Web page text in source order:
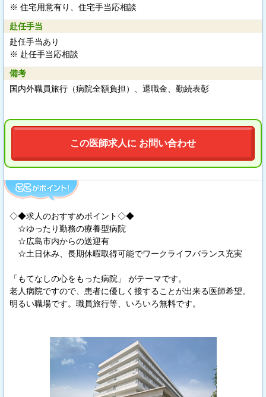
※ 住宅用意有り、住宅手当応相談
赴任手当
赴任手当あり
※ 赴任手当応相談
備考
国内外職員旅行（病院全額負担）、退職金、勤続表彰
この医師求人に お問い合わせ
◇◆求人のおすすめポイント◇◆
☆ゆったり勤務の療養型病院
☆広島市内からの送迎有
☆土日休み、長期休暇取得可能でワークライフバランス充実
「もてなしの心をもった病院」 がテーマです。
老人病院ですので、患者に優しく接することが出来る医師希望。
明るい職場です。職員旅行等、いろいろ無料です。